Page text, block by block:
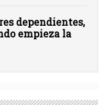
dependientes,
empieza la